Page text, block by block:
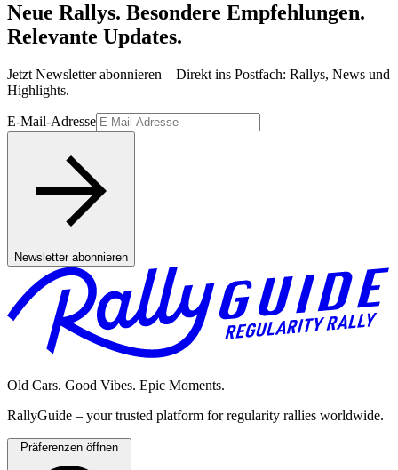
Neue Rallys. Besondere Empfehlungen.
Relevante Updates.
Jetzt Newsletter abonnieren – Direkt ins Postfach: Rallys, News und
Highlights.
E-Mail-Adresse
Newsletter abonnieren
Old Cars. Good Vibes. Epic Moments.
RallyGuide – your trusted platform for regularity rallies worldwide.
Präferenzen öffnen